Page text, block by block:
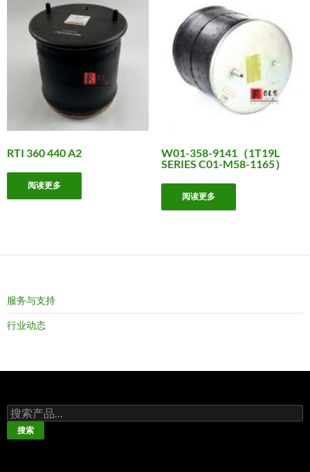
RTI 360 440 A2
阅读更多
W01-358-9141（1T19L
SERIES C01-M58-1165）
阅读更多
服务与支持
行业动态
搜
索：
搜索